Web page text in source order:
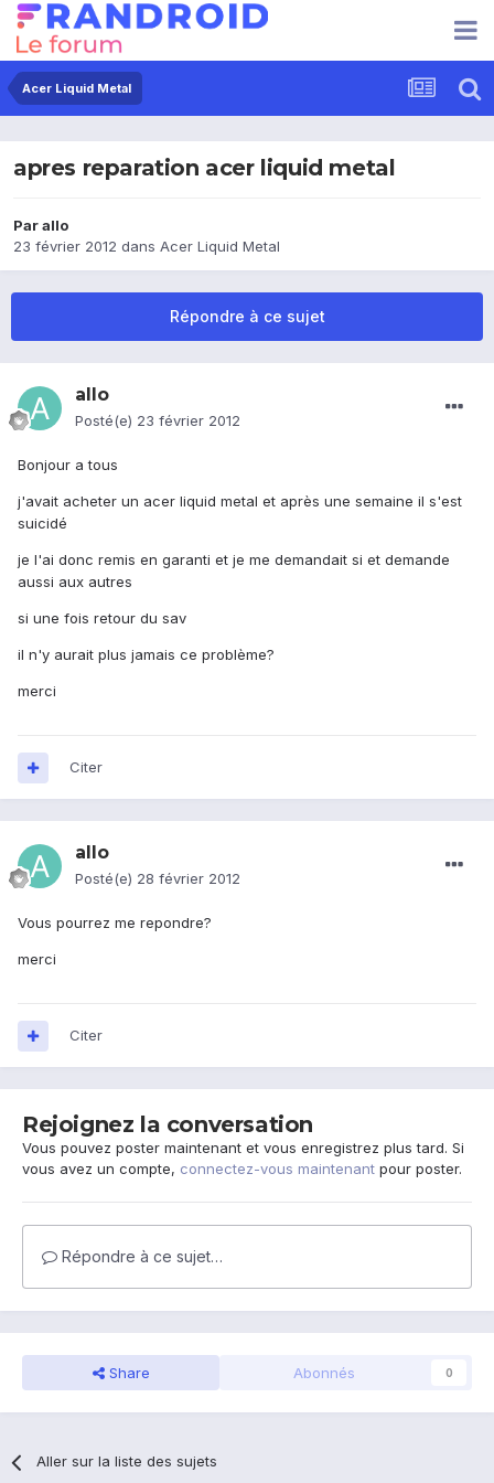
Acer Liquid Metal
apres reparation acer liquid metal
Parallo
23 février 2012 dans Acer Liquid Metal
Répondre à ce sujet
allo
Posté(e) 23 février 2012
Bonjour a tous
j'avait acheter un acer liquid metal et après une semaine il s'est
suicidé
je l'ai donc remis en garanti et je me demandait si et demande
aussi aux autres
si une fois retour du sav
il n'y aurait plus jamais ce problème?
merci
Citer
allo
Posté(e) 28 février 2012
Vous pourrez me repondre?
merci
Citer
Rejoignez la conversation
Vous pouvez poster maintenant et vous enregistrez plus tard. Si
vous avez un compte, connectez-vous maintenant pour poster.
Répondre à ce sujet…
Share Abonnés 0
Aller sur la liste des sujets